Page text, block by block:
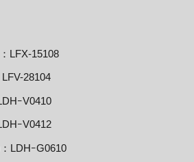
LFX-15108
28104
ｰV0410
ｰV0412
LDHｰG0610